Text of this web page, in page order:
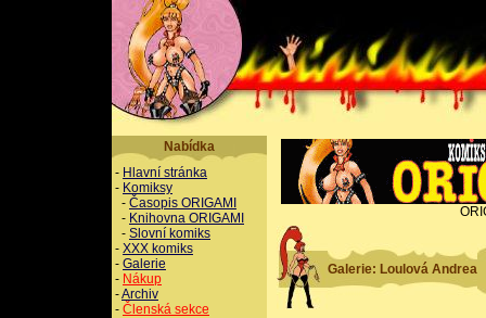
Nabídka
- Hlavní stránka
- Komiksy
- Časopis ORIGAMI
- Knihovna ORIGAMI
- Slovní komiks
- XXX komiks
- Galerie
- Nákup
-Archiv
- Členská sekce
Galerie: Loulová Andrea